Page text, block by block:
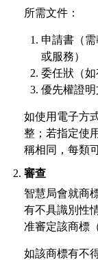
所需文件：
申請書（
或服務）
委任狀（如
優先權證明
如使用電子方
整；若指定使
稱相同，每類
審查
智慧局會就商
有不具識別性
准審定該商標
如該商標有不